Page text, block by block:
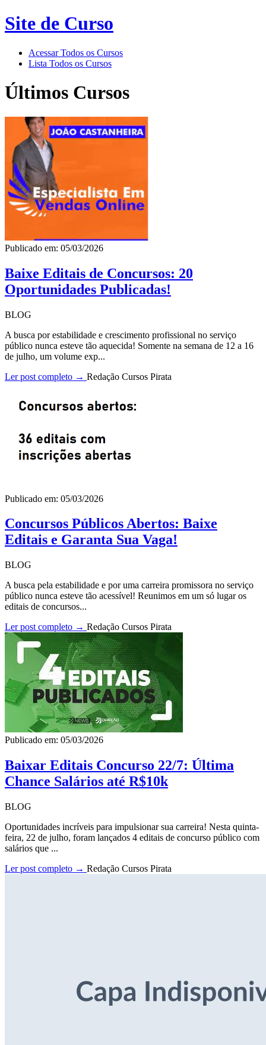
Site de Curso
Acessar Todos os Cursos
Lista Todos os Cursos
Últimos Cursos
Publicado em: 05/03/2026
Baixe Editais de Concursos: 20
Oportunidades Publicadas!
BLOG
A busca por estabilidade e crescimento profissional no serviço
público nunca esteve tão aquecida! Somente na semana de 12 a 16
de julho, um volume exp...
Ler post completo → Redação Cursos Pirata
Publicado em: 05/03/2026
Concursos Públicos Abertos: Baixe
Editais e Garanta Sua Vaga!
BLOG
A busca pela estabilidade e por uma carreira promissora no serviço
público nunca esteve tão acessível! Reunimos em um só lugar os
editais de concursos...
Ler post completo → Redação Cursos Pirata
Publicado em: 05/03/2026
Baixar Editais Concurso 22/7: Última
Chance Salários até R$10k
BLOG
Oportunidades incríveis para impulsionar sua carreira! Nesta quinta-
feira, 22 de julho, foram lançados 4 editais de concurso público com
salários que ...
Ler post completo → Redação Cursos Pirata